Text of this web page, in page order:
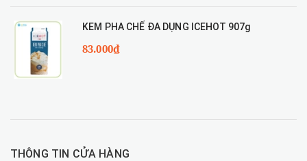
KEM PHA CHẾ ĐA DỤNG ICEHOT 907g
83.000₫
THÔNG TIN CỬA HÀNG